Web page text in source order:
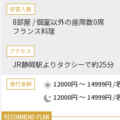
グジュリアリーホテルです。世界
するガイドブックにも掲載された
はなく、上質なお料理とサービス
収容人数
8部屋 / 個室以外の座席数0席
フランス料理
アクセス
JR静岡駅よりタクシーで約25分
受付金額
12000円 ～ 14999円 /
12000円 ～ 14999円 /